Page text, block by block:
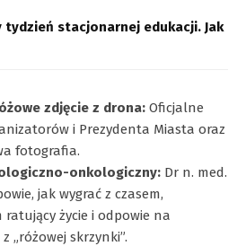
tydzień stacjonarnej edukacji. Jak
zdjęcie z drona: Oficjalne
i Prezydenta Miasta oraz
fotografia.
onkologiczny: Dr n. med.
jak wygrać z czasem,
życie i odpowie na
„różowej skrzynki”.